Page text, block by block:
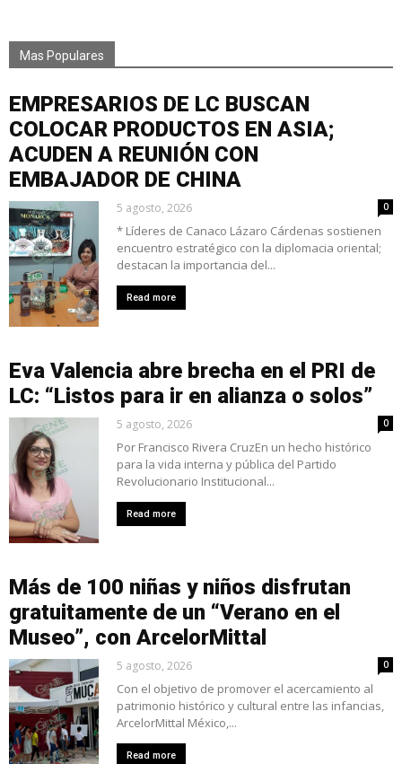
Mas Populares
EMPRESARIOS DE LC BUSCAN
COLOCAR PRODUCTOS EN ASIA;
ACUDEN A REUNIÓN CON
EMBAJADOR DE CHINA
5 agosto, 2026 0
* Líderes de Canaco Lázaro Cárdenas sostienen
encuentro estratégico con la diplomacia oriental;
destacan la importancia del...
Read more
Eva Valencia abre brecha en el PRI de
LC: “Listos para ir en alianza o solos”
5 agosto, 2026 0
Por Francisco Rivera CruzEn un hecho histórico
para la vida interna y pública del Partido
Revolucionario Institucional...
Read more
Más de 100 niñas y niños disfrutan
gratuitamente de un “Verano en el
Museo”, con ArcelorMittal
5 agosto, 2026 0
Con el objetivo de promover el acercamiento al
patrimonio histórico y cultural entre las infancias,
ArcelorMittal México,...
Read more